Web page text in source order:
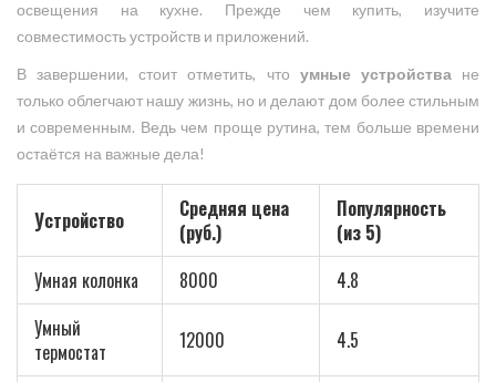
освещения на кухне. Прежде чем купить, изучите
совместимость устройств и приложений.
В завершении, стоит отметить, что умные устройстване
только облегчают нашу жизнь, но и делают дом более стильным
и современным. Ведь чем проще рутина, тем больше времени
остаётся на важные дела!
Устройство
Средняя цена
(руб.)
Популярность
(из 5)
Умная колонка
8000
4.8
Умный
термостат
12000 4.5